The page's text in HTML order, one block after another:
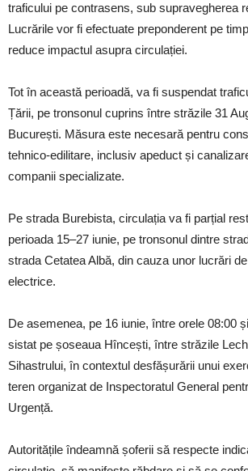
traficului pe contrasens, sub supravegherea
Lucrările vor fi efectuate preponderent pe
reduce impactul asupra circulației.
Tot în această perioadă, va fi suspendat
Țării, pe tronsonul cuprins între străzile 31
București. Măsura este necesară pentru
tehnico-edilitare, inclusiv apeduct și
companii specializate.
Pe strada Burebista, circulația va fi parțial
perioada 15–27 iunie, pe tronsonul dintre
strada Cetatea Albă, din cauza unor lucrări
electrice.
De asemenea, pe 16 iunie, între orele 08:00
sistat pe șoseaua Hîncești, între străzile
Sihastrului, în contextul desfășurării unui
teren organizat de Inspectoratul General
Urgență.
Autoritățile îndeamnă șoferii să respecte